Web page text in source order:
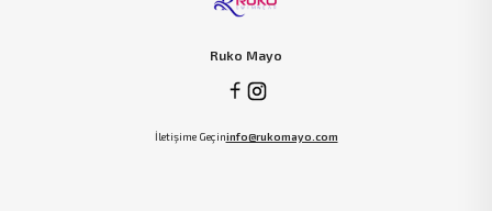
Ruko Mayo
İletişime Geçininfo@rukomayo.com